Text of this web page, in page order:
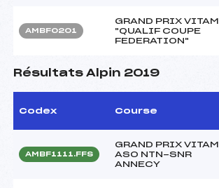
AMBF0201
GRAND PRIX VITAM
"QUALIF COUPE
FEDERATION"
Résultats Alpin 2019
Codex Course
AMBF1111.FFS
GRAND PRIX VITAM
ASO NTN-SNR
ANNECY